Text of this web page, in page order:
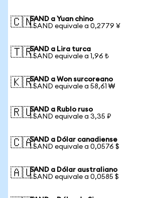
🇨🇳SAND a Yuan chino
1 SAND equivale a 0,2779 ¥
🇹🇷SAND a Lira turca
1 SAND equivale a 1,96 ₺
🇰🇷SAND a Won surcoreano
1 SAND equivale a 58,61 ₩
🇷🇺SAND a Rublo ruso
1 SAND equivale a 3,35 ₽
🇨🇦SAND a Dólar canadiense
1 SAND equivale a 0,0576 $
🇦🇺SAND a Dólar australiano
1 SAND equivale a 0,0585 $